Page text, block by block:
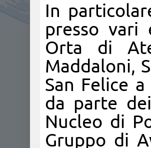
In
presso vari
Orta di
Maddaloni,
San Felice
da parte
Nucleo di
Gruppo di